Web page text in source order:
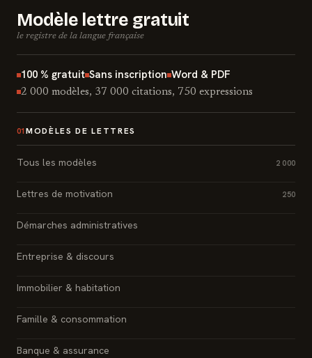
Modèle lettre gratuit
le registre de la langue française
100 % gratuit Sans inscription Word & PDF
2 000 modèles, 37 000 citations, 750 expressions
01 MODÈLES DE LETTRES
Tous les modèles 2 000
Lettres de motivation 250
Démarches administratives
Entreprise & discours
Immobilier & habitation
Famille & consommation
Banque & assurance